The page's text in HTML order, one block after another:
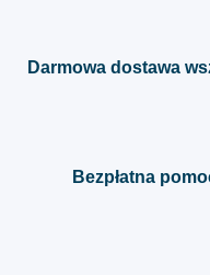
Darmowa dostawa
Bezpłatna